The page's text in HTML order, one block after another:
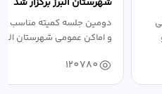
دومین جلسه کمیته مناسب
و اماکن عمومی شهرستان
120780